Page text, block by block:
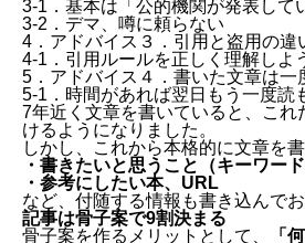
3-1．基本は「公的機関が発表して
3-2．デマ、噂に頼らない
4．アドバイス３．引用と盗用の違
4-1．引用ルールを正しく理解しよ
5．アドバイス４．書いた文章は一
5-1．時間があれば翌日もう一度読
7年近く文章を書いていると、これ
けるようになりました。
しかし、これから本格的に文章を
・書きたいと思うこと（キーワー
・参考にしたい本、URL
など、付随する情報も書き込んで
記事は骨子案で9割決まる
骨子案を作るメリットとして、
「